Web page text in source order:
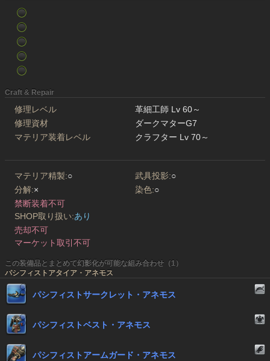
Craft & Repair
修理レベル
革細工師 Lv 60～
修理資材
ダークマターG7
マテリア装着レベル
クラフター Lv 70～
マテリア精製:○ 武具投影:○
分解:× 染色:○
禁断装着不可
SHOP取り扱い:あり
売却不可
マーケット取引不可
この装備品とまとめて幻影化が可能な組み合わせ（1）
パシフィストアタイア・アネモス
パシフィストサークレット・アネモス
パシフィストベスト・アネモス
パシフィストアームガード・アネモス